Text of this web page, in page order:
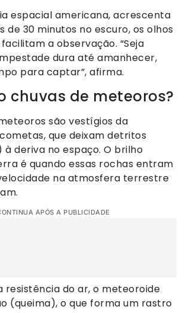
espacial americana, acrescenta
de 30 minutos no escuro, os olhos
a observação. “Seja
dura até amanhecer,
para captar”, afirma.
chuvas de meteoros?
são vestígios da
que deixam detritos
deriva no espaço. O brilho
é quando essas rochas entram
na atmosfera terrestre
APÓS A PUBLICIDADE
resistência do ar, o meteoroide
(queima), o que forma um rastro